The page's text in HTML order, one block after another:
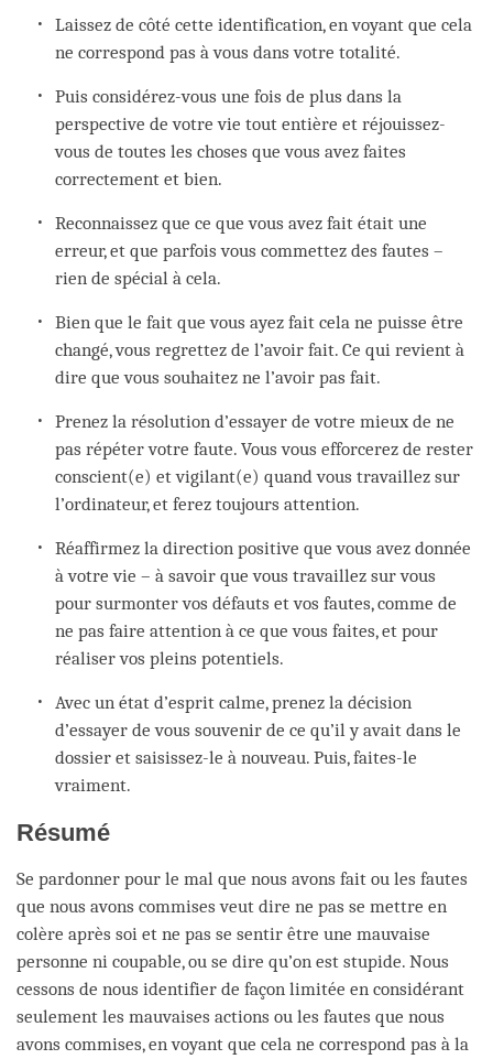
Laissez de côté cette identification, en voyant que cela
ne correspond pas à vous dans votre totalité.
Puis considérez-vous une fois de plus dans la
perspective de votre vie tout entière et réjouissez-
vous de toutes les choses que vous avez faites
correctement et bien.
Reconnaissez que ce que vous avez fait était une
erreur, et que parfois vous commettez des fautes –
rien de spécial à cela.
Bien que le fait que vous ayez fait cela ne puisse être
changé, vous regrettez de l’avoir fait. Ce qui revient à
dire que vous souhaitez ne l’avoir pas fait.
Prenez la résolution d’essayer de votre mieux de ne
pas répéter votre faute. Vous vous efforcerez de rester
conscient(e) et vigilant(e) quand vous travaillez sur
l’ordinateur, et ferez toujours attention.
Réaffirmez la direction positive que vous avez donnée
à votre vie – à savoir que vous travaillez sur vous
pour surmonter vos défauts et vos fautes, comme de
ne pas faire attention à ce que vous faites, et pour
réaliser vos pleins potentiels.
Avec un état d’esprit calme, prenez la décision
d’essayer de vous souvenir de ce qu’il y avait dans le
dossier et saisissez-le à nouveau. Puis, faites-le
vraiment.
Résumé
Se pardonner pour le mal que nous avons fait ou les fautes
que nous avons commises veut dire ne pas se mettre en
colère après soi et ne pas se sentir être une mauvaise
personne ni coupable, ou se dire qu’on est stupide. Nous
cessons de nous identifier de façon limitée en considérant
seulement les mauvaises actions ou les fautes que nous
avons commises, en voyant que cela ne correspond pas à la